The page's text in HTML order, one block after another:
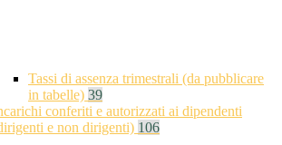
Tassi di assenza trimestrali (da pubblicare
in tabelle) 39
conferiti e autorizzati ai dipendenti
e non dirigenti) 106